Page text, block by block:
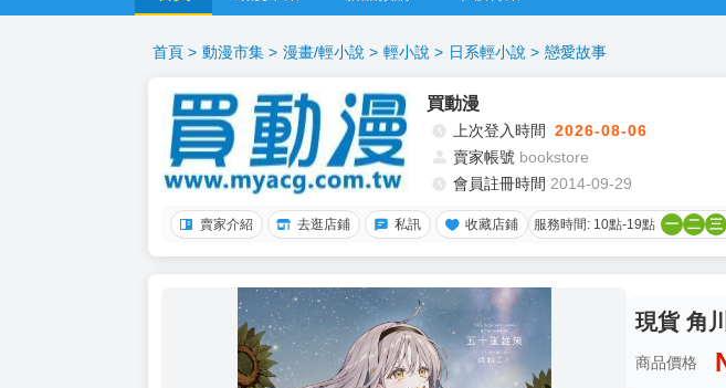
首頁 > 動漫市集 > 漫畫/輕小說 > 輕小說 > 日系輕小說 > 戀愛故事
買動漫
上次登入時間 2026-08-06
賣家帳號 bookstore
會員註冊時間 2014-09-29
賣家介紹 去逛店鋪 私訊 收藏店鋪 服務時間: 10點-19點 一 二 三
現貨 角
商品價格